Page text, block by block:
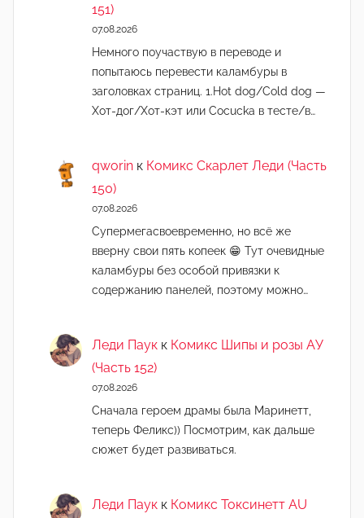
151)
07.08.2026
Немного поучаствую в переводе и
попытаюсь перевести каламбуры в
заголовках страниц. 1.Hot dog/Cold dog —
Хот-дог/Хот-кэт или Cocucka в тесте/в…
qworin к Комикс Скарлет Леди (Часть
150)
07.08.2026
Супермегасвоевременно, но всё же
вверну свои пять копеек 😁 Тут очевидные
каламбуры без особой привязки к
содержанию панелей, поэтому можно…
Леди Паук к Комикс Шипы и розы АУ
(Часть 152)
07.08.2026
Сначала героем драмы была Маринетт,
теперь Феликс)) Посмотрим, как дальше
сюжет будет развиваться.
Леди Паук к Комикс Токсинетт AU